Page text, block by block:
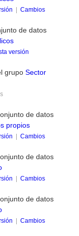
| Cambios
de datos
versión
grupo Sector
de datos
propios
| Cambios
de datos
| Cambios
de datos
| Cambios